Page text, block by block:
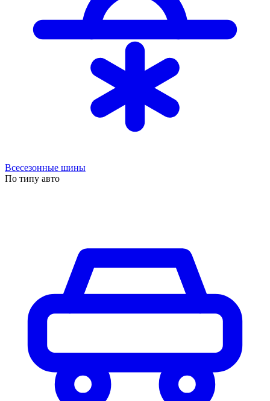
Всесезонные шины
По типу авто